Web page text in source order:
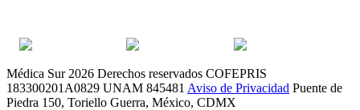
Médica Sur 2026 Derechos reservados COFEPRIS
183300201A0829 UNAM 845481 Aviso de Privacidad Puente de
Piedra 150, Toriello Guerra, México, CDMX